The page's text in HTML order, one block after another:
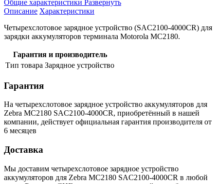
Общие характеристики Развернуть
Описание Характеристики
Четырехслотовое зарядное устройство (SAC2100-4000CR) для
зарядки аккумуляторов терминала Motorola MC2180.
Гарантия и производитель
Тип товара Зарядное устройство
Гарантия
На четырехслотовое зарядное устройство аккумуляторов для
Zebra MC2180 SAC2100-4000CR, приобретённый в нашей
компании, действует официальная гарантия производителя от
6 месяцев
Доставка
Мы доставим четырехслотовое зарядное устройство
аккумуляторов для Zebra MC2180 SAC2100-4000CR в любой